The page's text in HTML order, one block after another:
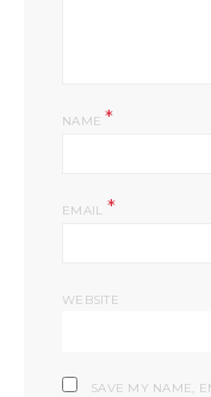
NAME*
EMAIL *
WEBSITE
SAVE MY NAME,